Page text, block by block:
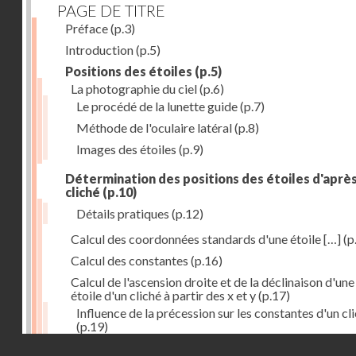
PAGE DE TITRE
Préface(p.3)
Introduction(p.5)
Positions des étoiles (p.5)
La photographie du ciel(p.6)
Le procédé de la lunette guide(p.7)
Méthode de l'oculaire latéral(p.8)
Images des étoiles (p.9)
Détermination des positions des étoiles
cliché (p.10)
Détails pratiques (p.12)
Calcul des coordonnées standards d'une étoile […]
Calcul des constantes (p.16)
Calcul de l'ascension droite et de la déclinaison d'une
étoile d'un cliché à partir des x et y(p.17)
Influence de la précession sur les constantes d'un
(p.19)